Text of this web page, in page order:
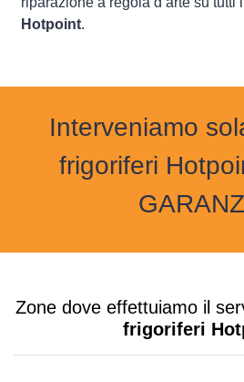
Hotpoint.
Interveniamo
frigoriferi
Zone dove effettuiamo il
frigoriferi